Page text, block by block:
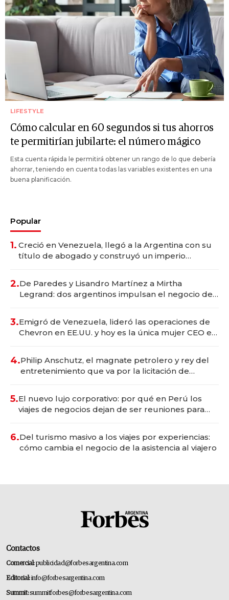
LIFESTYLE
Cómo calcular en 60 segundos si tus ahorros
te permitirían jubilarte: el número mágico
Esta cuenta rápida le permitirá obtener un rango de lo que debería
ahorrar, teniendo en cuenta todas las variables existentes en una
buena planificación.
Popular
1. Creció en Venezuela, llegó a la Argentina con su
título de abogado y construyó un imperio
2.De Paredes y Lisandro Martínez a Mirtha
Legrand: dos argentinos impulsan el negocio del
3.Emigró de Venezuela, lideró las operaciones de
Chevron en EE.UU. y hoy es la única mujer CEO en
4.Philip Anschutz, el magnate petrolero y rey del
entretenimiento que va por la licitación de
5.El nuevo lujo corporativo: por qué en Perú los
viajes de negocios dejan de ser reuniones para
6.Del turismo masivo a los viajes por experiencias:
cómo cambia el negocio de la asistencia al viajero
Contactos
Comercial:publicidad@forbesargentina.com
Editorial:info@forbesargentina.com
Summit:summitforbes@forbesargentina.com